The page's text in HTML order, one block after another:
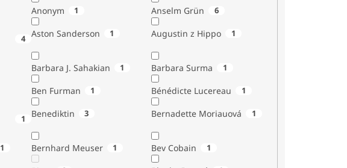
Anonym 1 Anselm Grün 6
4 Aston Sanderson 1 Augustin z Hippo 1
Barbara J. Sahakian 1 Barbara Surma 1
Ben Furman 1 Bénédicte Lucereau 1
1 Benediktin 3 Bernadette Moriauová 1
1 Bernhard Meuser 1 Bev Cobain 1